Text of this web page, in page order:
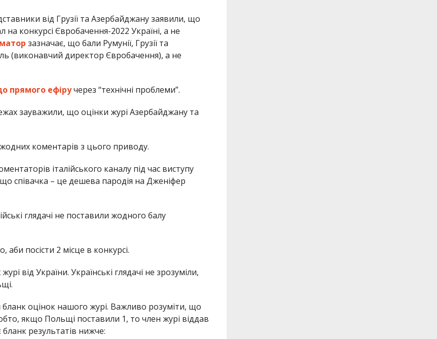
від Грузії та Азербайджану заявили, що
конкурсі Євробачення-2022 Україні, а не
зазначає, що бали Румунії, Грузії та
(виконавчий директор Євробачення), а не
прямого ефіручерез “технічні проблеми”.
зауважили, що оцінки журі Азербайджану та
коментарів з цього приводу.
італійського каналу під час виступу
співачка – це дешева пародія на Дженіфер
глядачі не поставили жодного балу
аби посісти 2 місце в конкурсі.
від України. Українські глядачі не зрозуміли,
бланк оцінок нашого журі. Важливо розуміти, що
якщо Польщі поставили 1, то член журі віддав
бланк результатів нижче: